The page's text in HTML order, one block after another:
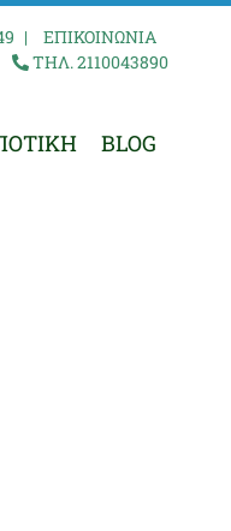
|
ΕΠΙΚΟΙΝΩΝΙΑ
ΤΗΛ. 2110043890
BLOG